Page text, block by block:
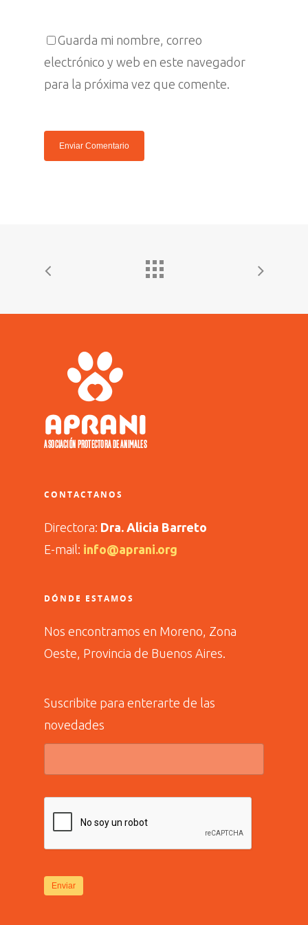
Guarda mi nombre, correo
electrónico y web en este navegador
para la próxima vez que comente.
CONTACTANOS
Directora: Dra. Alicia Barreto
E-mail: info@aprani.org
DÓNDE ESTAMOS
Nos encontramos en Moreno, Zona
Oeste, Provincia de Buenos Aires.
Suscribite para enterarte de las
novedades
English